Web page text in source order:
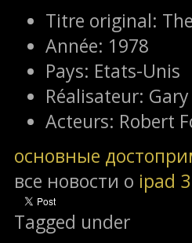
Titre original:
Année: 1978
Pays: Etats-Unis
Réalisateur:
Acteurs: Robert
основные
все новости о ipad 3
Tagged under